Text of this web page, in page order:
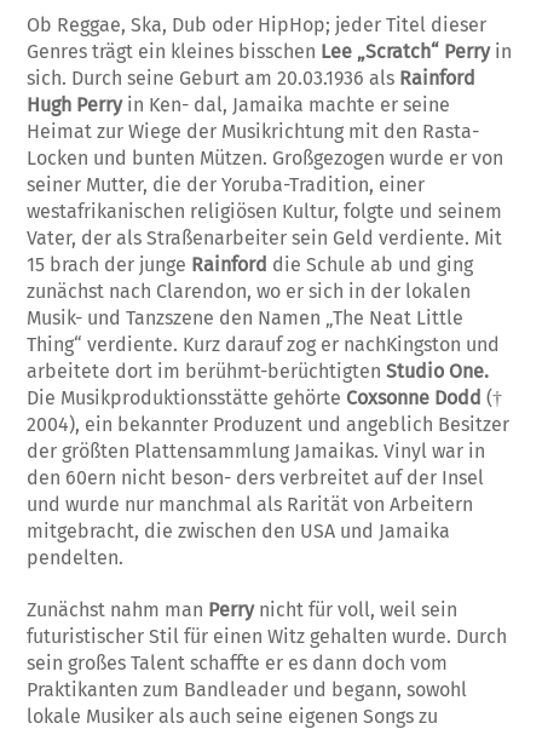
Ob Reggae, Ska, Dub oder HipHop; jeder Titel dieser
Genres trägt ein kleines bisschen Lee „Scratch“ Perryin
sich. Durch seine Geburt am 20.03.1936 als Rainford
Hugh Perryin Ken- dal, Jamaika machte er seine
Heimat zur Wiege der Musikrichtung mit den Rasta-
Locken und bunten Mützen. Großgezogen wurde er von
seiner Mutter, die der Yoruba-Tradition, einer
westafrikanischen religiösen Kultur, folgte und seinem
Vater, der als Straßenarbeiter sein Geld verdiente. Mit
15 brach der junge Rainford die Schule ab und ging
zunächst nach Clarendon, wo er sich in der lokalen
Musik- und Tanzszene den Namen „The Neat Little
Thing“ verdiente. Kurz darauf zog er nachKingston und
arbeitete dort im berühmt-berüchtigtenStudio One.
Die Musikproduktionsstätte gehörte Coxsonne Dodd (†
2004), ein bekannter Produzent und angeblich Besitzer
der größten Plattensammlung Jamaikas. Vinyl war in
den 60ern nicht beson- ders verbreitet auf der Insel
und wurde nur manchmal als Rarität von Arbeitern
mitgebracht, die zwischen den USA und Jamaika
pendelten.
Zunächst nahm man Perrynicht für voll, weil sein
futuristischer Stil für einen Witz gehalten wurde. Durch
sein großes Talent schaffte er es dann doch vom
Praktikanten zum Bandleader und begann, sowohl
lokale Musiker als auch seine eigenen Songs zu